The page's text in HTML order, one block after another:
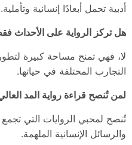
أدبية تحمل أبعادًا إنسانية وتأملية.
هل تركز الرواية على الأحداث
لا، فهي تمنح مساحة كبيرة
التجارب المختلفة في حياتها.
لمن تُنصح قراءة رواية المد
تُنصح لمحبي الروايات التي
والرسائل الإنسانية الملهمة.